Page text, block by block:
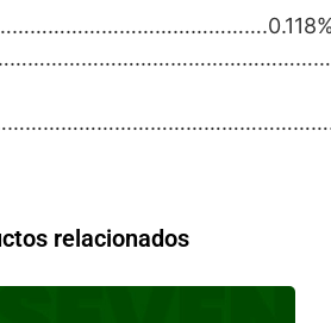
relacionados